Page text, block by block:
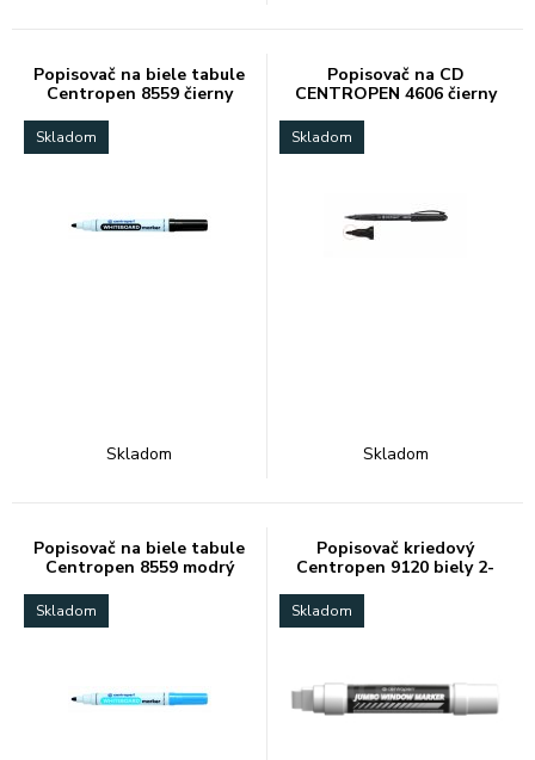
Popisovač na biele tabule
Centropen 8559 čierny
Skladom
Skladom
Popisovač na CD
CENTROPEN 4606 čierny
Skladom
Skladom
Popisovač na biele tabule
Centropen 8559 modrý
Skladom
Popisovač kriedový
Centropen 9120 biely 2-
Skladom